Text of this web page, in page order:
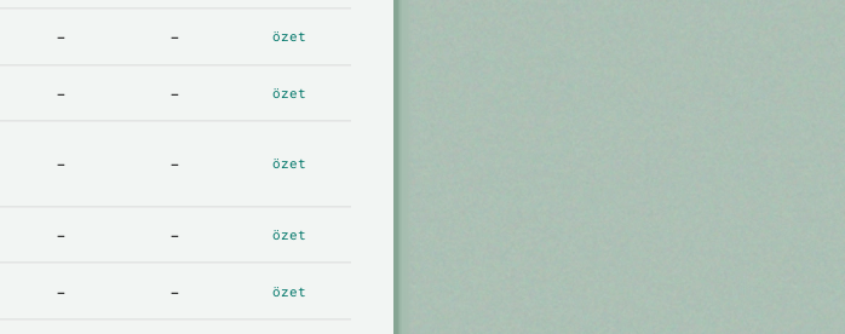
- - özet
- - özet
- - özet
- - özet
- - özet